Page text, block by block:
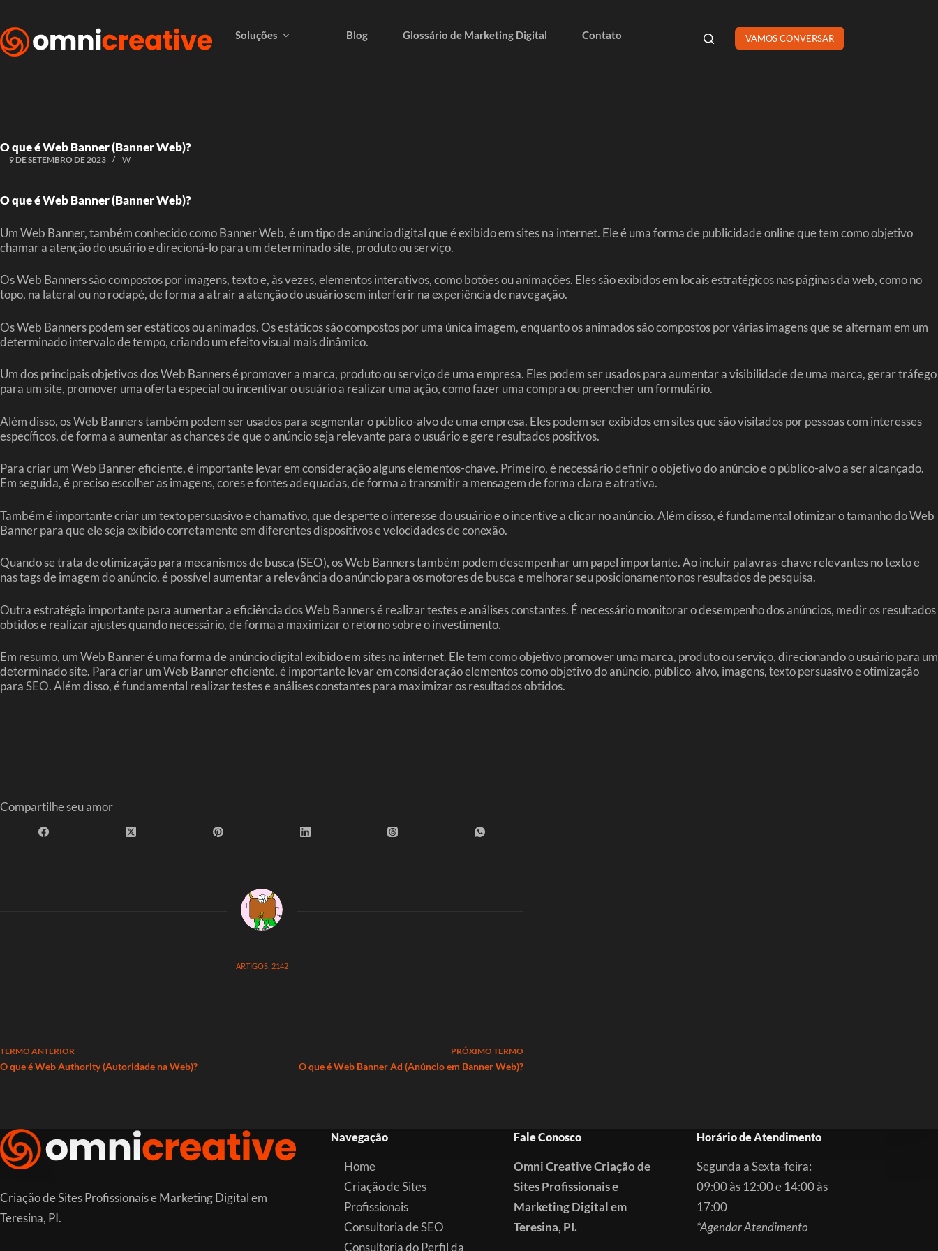
Soluções Blog Glossário de Marketing Digital Contato VAMOS CONVERSAR
O que é Web Banner (Banner Web)?
9 DE SETEMBRO DE 2023 W
O que é Web Banner (Banner Web)?
Um Web Banner, também conhecido como Banner Web, é um tipo de anúncio digital que é exibido em sites na internet. Ele é uma forma de publicidade online que tem como objetivo
chamar a atenção do usuário e direcioná-lo para um determinado site, produto ou serviço.
Os Web Banners são compostos por imagens, texto e, às vezes, elementos interativos, como botões ou animações. Eles são exibidos em locais estratégicos nas páginas da web, como no
topo, na lateral ou no rodapé, de forma a atrair a atenção do usuário sem interferir na experiência de navegação.
Os Web Banners podem ser estáticos ou animados. Os estáticos são compostos por uma única imagem, enquanto os animados são compostos por várias imagens que se alternam em um
determinado intervalo de tempo, criando um efeito visual mais dinâmico.
Um dos principais objetivos dos Web Banners é promover a marca, produto ou serviço de uma empresa. Eles podem ser usados para aumentar a visibilidade de uma marca, gerar tráfego
para um site, promover uma oferta especial ou incentivar o usuário a realizar uma ação, como fazer uma compra ou preencher um formulário.
Além disso, os Web Banners também podem ser usados para segmentar o público-alvo de uma empresa. Eles podem ser exibidos em sites que são visitados por pessoas com interesses
específicos, de forma a aumentar as chances de que o anúncio seja relevante para o usuário e gere resultados positivos.
Para criar um Web Banner eficiente, é importante levar em consideração alguns elementos-chave. Primeiro, é necessário definir o objetivo do anúncio e o público-alvo a ser alcançado.
Em seguida, é preciso escolher as imagens, cores e fontes adequadas, de forma a transmitir a mensagem de forma clara e atrativa.
Também é importante criar um texto persuasivo e chamativo, que desperte o interesse do usuário e o incentive a clicar no anúncio. Além disso, é fundamental otimizar o tamanho do Web
Banner para que ele seja exibido corretamente em diferentes dispositivos e velocidades de conexão.
Quando se trata de otimização para mecanismos de busca (SEO), os Web Banners também podem desempenhar um papel importante. Ao incluir palavras-chave relevantes no texto e
nas tags de imagem do anúncio, é possível aumentar a relevância do anúncio para os motores de busca e melhorar seu posicionamento nos resultados de pesquisa.
Outra estratégia importante para aumentar a eficiência dos Web Banners é realizar testes e análises constantes. É necessário monitorar o desempenho dos anúncios, medir os resultados
obtidos e realizar ajustes quando necessário, de forma a maximizar o retorno sobre o investimento.
Em resumo, um Web Banner é uma forma de anúncio digital exibido em sites na internet. Ele tem como objetivo promover uma marca, produto ou serviço, direcionando o usuário para um
determinado site. Para criar um Web Banner eficiente, é importante levar em consideração elementos como objetivo do anúncio, público-alvo, imagens, texto persuasivo e otimização
para SEO. Além disso, é fundamental realizar testes e análises constantes para maximizar os resultados obtidos.
Compartilhe seu amor
ARTIGOS: 2142
TERMOANTERIOR
O que é Web Authority (Autoridade na Web)?
PRÓXIMOTERMO
O que é Web Banner Ad (Anúncio em Banner Web)?
Criação de Sites Profissionais e Marketing Digital em
Teresina, PI.
Navegação
Home
Criação de Sites
Profissionais
Consultoria de SEO
Consultoria do Perfil da
Fale Conosco
Omni Creative Criação de
Sites Profissionais e
Marketing Digital em
Teresina, PI.
Horário de Atendimento
Segunda a Sexta-feira:
09:00 às 12:00 e 14:00 às
17:00
*Agendar Atendimento